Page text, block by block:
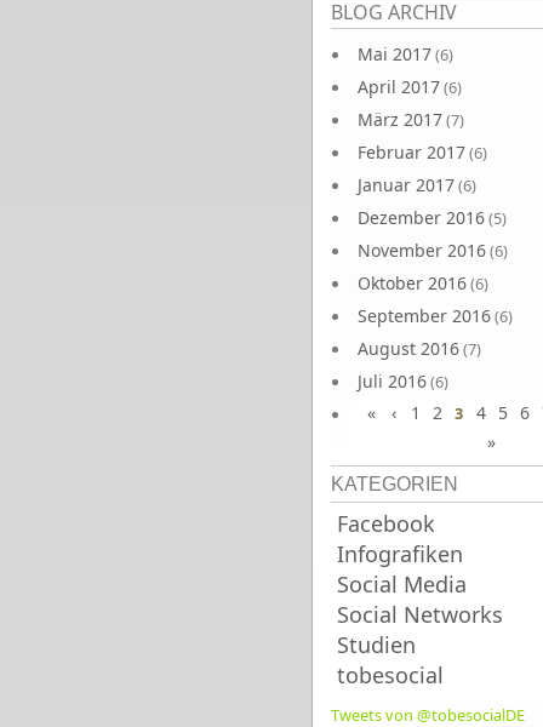
BLOG ARCHIV
Mai 2017(6)
April 2017(6)
März 2017(7)
Februar 2017(6)
Januar 2017(6)
Dezember 2016(5)
November 2016(6)
Oktober 2016(6)
September 2016(6)
August 2016(7)
Juli 2016(6)
Juni 2016(7)
« ‹ 1 2 3 4 5 6
»
KATEGORIEN
Facebook
Infografiken
Social Media
Social Networks
Studien
tobesocial
Tweets von @tobesocialDE